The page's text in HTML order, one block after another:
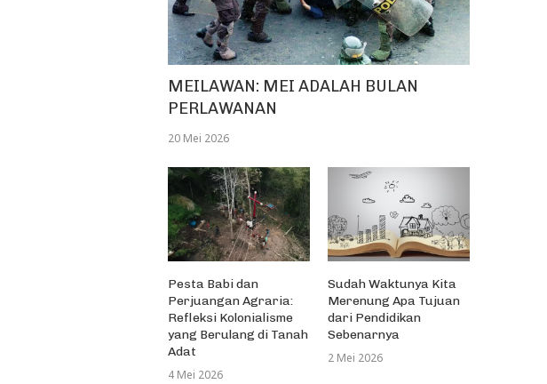
MEILAWAN: MEI ADALAH BULAN
PERLAWANAN
20 Mei 2026
Pesta Babi dan
Perjuangan Agraria:
Refleksi Kolonialisme
yang Berulang di Tanah
Adat
4 Mei 2026
Sudah Waktunya Kita
Merenung Apa Tujuan
dari Pendidikan
Sebenarnya
2 Mei 2026